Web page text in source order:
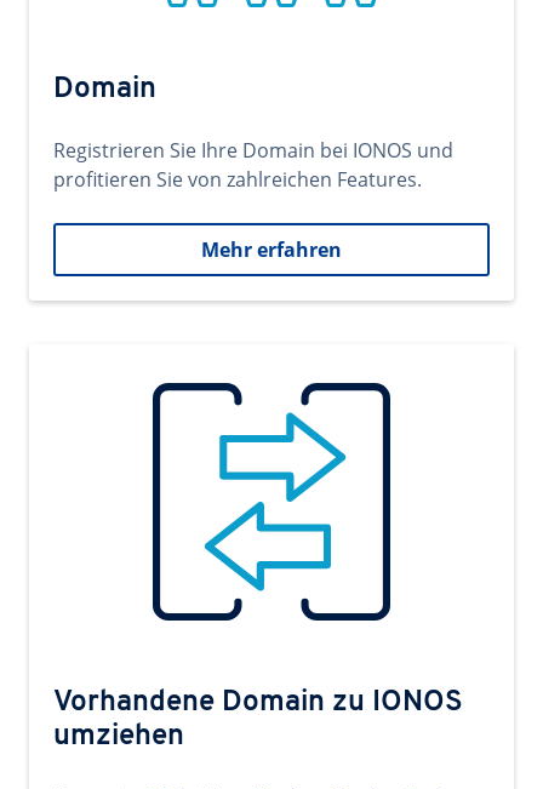
Domain
Registrieren Sie Ihre Domain bei IONOS und
profitieren Sie von zahlreichen Features.
Mehr erfahren
Vorhandene Domain zu IONOS
umziehen